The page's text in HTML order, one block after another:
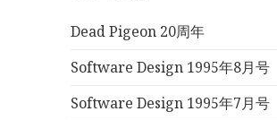
Dead Pigeon 20周年
Software Design 1995年8月号
Software Design 1995年7月号